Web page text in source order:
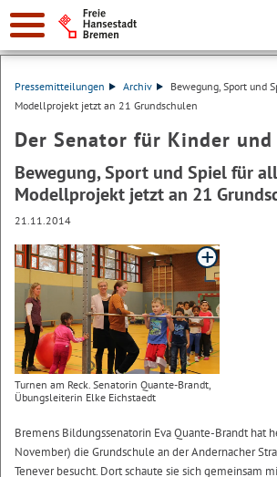
Suche:
Pressemitteilungen Archiv
Bewegung, Sport und
Modellprojekt jetzt an 21 Grundschulen
Der Senator für Kinder
Bewegung, Sport und Spiel für
Modellprojekt jetzt an 21
21.11.2014
Turnen am Reck. Senatorin Quante-Brandt,
Übungsleiterin Elke Eichstaedt
Bremens Bildungssenatorin Eva Quante-Brandt hat
November) die Grundschule an der Andernacher
Tenever besucht. Dort schaute sie sich gemeinsam